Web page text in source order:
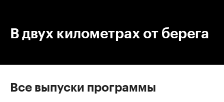
В двух километрах от берега
Все выпуски программы